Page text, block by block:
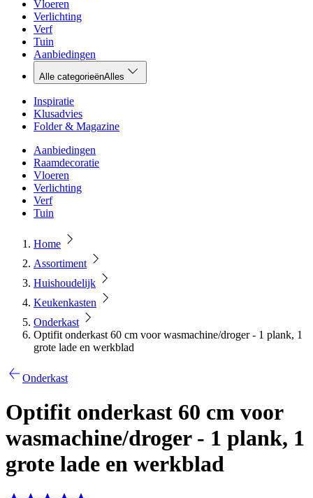
Vloeren
Verlichting
Verf
Tuin
Aanbiedingen
Alle categorieënAlles
Inspiratie
Klusadvies
Folder & Magazine
Aanbiedingen
Raamdecoratie
Vloeren
Verlichting
Verf
Tuin
Home
Assortiment
Huishoudelijk
Keukenkasten
Onderkast
Optifit onderkast 60 cm voor wasmachine/droger - 1 plank, 1
grote lade en werkblad
Onderkast
Optifit onderkast 60 cm voor
wasmachine/droger - 1 plank, 1
grote lade en werkblad